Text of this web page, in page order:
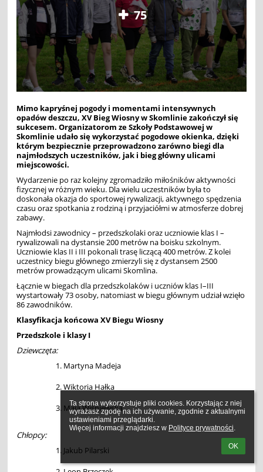
Ta strona wykorzystuje pliki cookies. Korzystając z niej
wyrażasz zgodę na ich używanie, zgodnie z aktualnymi
ustawieniami przeglądarki.
Więcej informacji znajdziesz w Polityce prywatności.
OK
75
Mimo kapryśnej pogody i momentami intensywnych
opadów deszczu, XV Bieg Wiosny w Skomlinie zakończył się
sukcesem. Organizatorom ze Szkoły Podstawowej w
Skomlinie udało się wykorzystać pogodowe okienka, dzięki
którym bezpiecznie przeprowadzono zarówno biegi dla
najmłodszych uczestników, jak i bieg główny ulicami
miejscowości.
Wydarzenie po raz kolejny zgromadziło miłośników aktywności
fizycznej w różnym wieku. Dla wielu uczestników była to
doskonała okazja do sportowej rywalizacji, aktywnego spędzenia
czasu oraz spotkania z rodziną i przyjaciółmi w atmosferze dobrej
zabawy.
Najmłodsi zawodnicy – przedszkolaki oraz uczniowie klas I –
rywalizowali na dystansie 200 metrów na boisku szkolnym.
Uczniowie klas II i III pokonali trasę liczącą 400 metrów. Z kolei
uczestnicy biegu głównego zmierzyli się z dystansem 2500
metrów prowadzącym ulicami Skomlina.
Łącznie w biegach dla przedszkolaków i uczniów klas I–III
wystartowały 73 osoby, natomiast w biegu głównym udział wzięło
86 zawodników.
Klasyfikacja końcowa XV Biegu Wiosny
Przedszkole i klasy I
Dziewczęta:
Martyna Madeja
Wiktoria Hałka
Maja Wiśniewska
Chłopcy:
Jakub Pilarski